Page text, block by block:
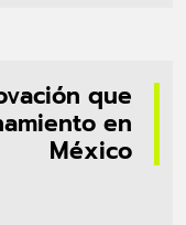
que
en
México